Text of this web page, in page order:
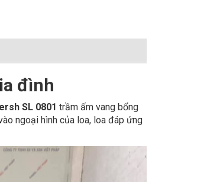
đình
SL 0801 trầm ấm vang bổng
ngoại hình của loa, loa đáp ứng